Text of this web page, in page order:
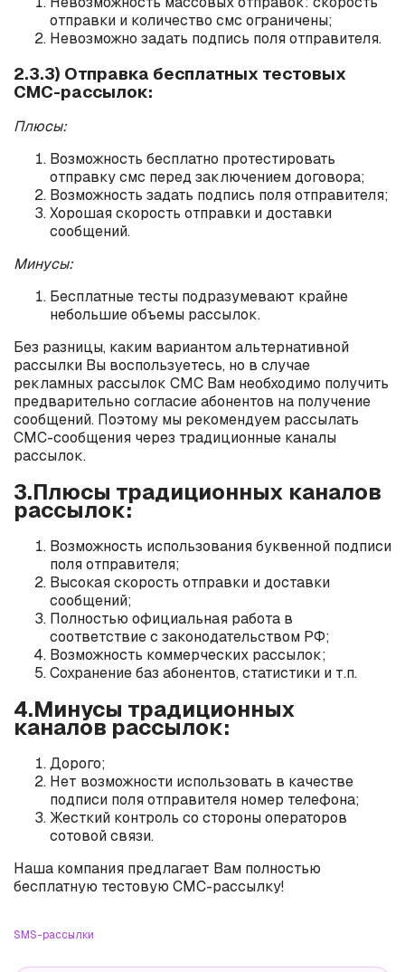
отправки и количество смс ограничены;
Невозможно задать подпись поля отправителя.
2.3.3) Отправка бесплатных тестовых
СМС-рассылок:
Плюсы:
Возможность бесплатно протестировать
отправку смс перед заключением договора;
Возможность задать подпись поля отправителя;
Хорошая скорость отправки и доставки
сообщений.
Минусы:
Бесплатные тесты подразумевают крайне
небольшие объемы рассылок.
Без разницы, каким вариантом альтернативной
рассылки Вы воспользуетесь, но в случае
рекламных рассылок СМС Вам необходимо получить
предварительно согласие абонентов на получение
сообщений. Поэтому мы рекомендуем рассылать
СМС-сообщения через традиционные каналы
рассылок.
3.Плюсы традиционных каналов
рассылок:
Возможность использования буквенной подписи
поля отправителя;
Высокая скорость отправки и доставки
сообщений;
Полностью официальная работа в
соответствие с законодательством РФ;
Возможность коммерческих рассылок;
Сохранение баз абонентов, статистики и т.п.
4.Минусы традиционных
каналов рассылок:
Дорого;
Нет возможности использовать в качестве
подписи поля отправителя номер телефона;
Жесткий контроль со стороны операторов
сотовой связи.
Наша компания предлагает Вам полностью
бесплатную тестовую СМС-рассылку!
SMS-рассылки